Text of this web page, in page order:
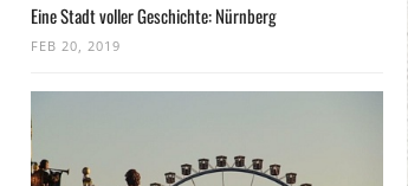
Eine Stadt voller Geschichte: Nürnberg
FEB 20, 2019